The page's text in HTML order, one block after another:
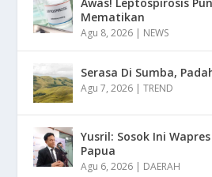
Mematikan
Agu 8, 2026 | NEWS
Serasa Di Sumba,
Agu 7, 2026 |TREND
Yusril: Sosok Ini
Papua
Agu 6, 2026 | DAERAH